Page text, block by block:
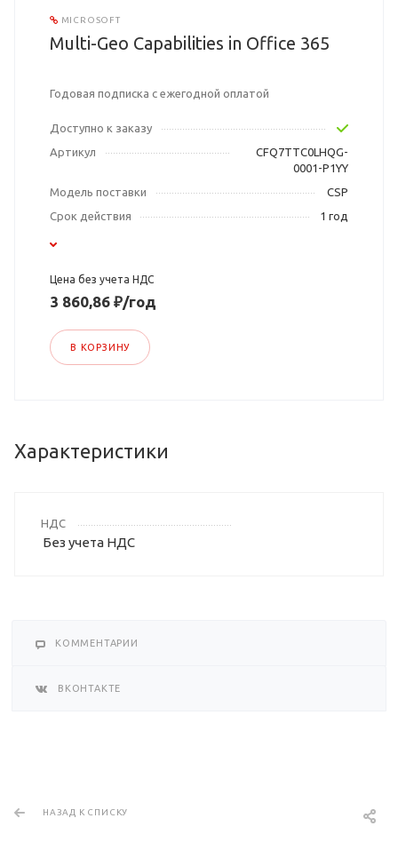
MICROSOFT
Multi-Geo Capabilities in Office 365
Годовая подписка с ежегодной оплатой
Доступно к заказу
Артикул
CFQ7TTC0LHQG-
0001-P1YY
Модель поставки
CSP
Срок действия
1 год
Цена без учета НДС
3 860,86 ₽/год
В КОРЗИНУ
Характеристики
НДС
Без учета НДС
КОММЕНТАРИИ
ВКОНТАКТЕ
НАЗАД К СПИСКУ